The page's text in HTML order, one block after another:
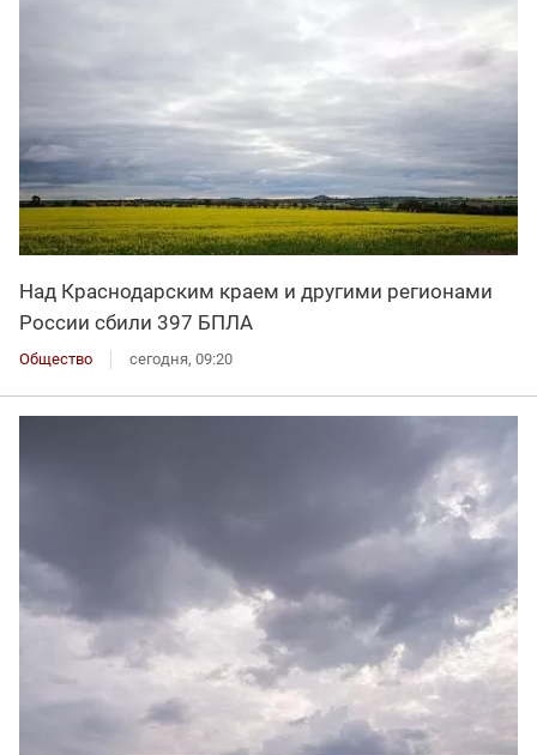
Над Краснодарским краем и другими регионами
России сбили 397 БПЛА
Общество сегодня, 09:20